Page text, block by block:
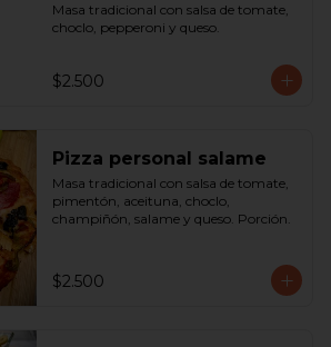
Masa tradicional con salsa de tomate,
choclo, pepperoni y queso.
$2.500
Pizza personal salame
Masa tradicional con salsa de tomate,
pimentón, aceituna, choclo,
champiñón, salame y queso. Porción.
$2.500